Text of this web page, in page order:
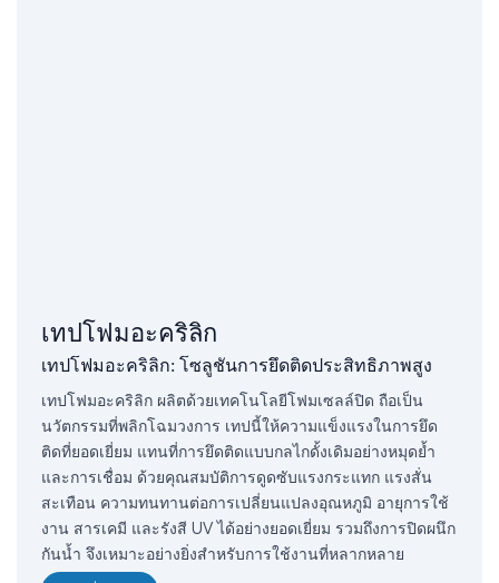
เทปโฟมอะคริลิก
เทปโฟมอะคริลิก: โซลูชันการยึดติดประสิทธิภาพสูง
เทปโฟมอะคริลิก ผลิตด้วยเทคโนโลยีโฟมเซลล์ปิด ถือเป็น
นวัตกรรมที่พลิกโฉมวงการ เทปนี้ให้ความแข็งแรงในการยึด
ติดที่ยอดเยี่ยม แทนที่การยึดติดแบบกลไกดั้งเดิมอย่างหมุดย้ำ
และการเชื่อม ด้วยคุณสมบัติการดูดซับแรงกระแทก แรงสั่น
สะเทือน ความทนทานต่อการเปลี่ยนแปลงอุณหภูมิ อายุการใช้
งาน สารเคมี และรังสี UV ได้อย่างยอดเยี่ยม รวมถึงการปิดผนึก
กันน้ำ จึงเหมาะอย่างยิ่งสำหรับการใช้งานที่หลากหลาย